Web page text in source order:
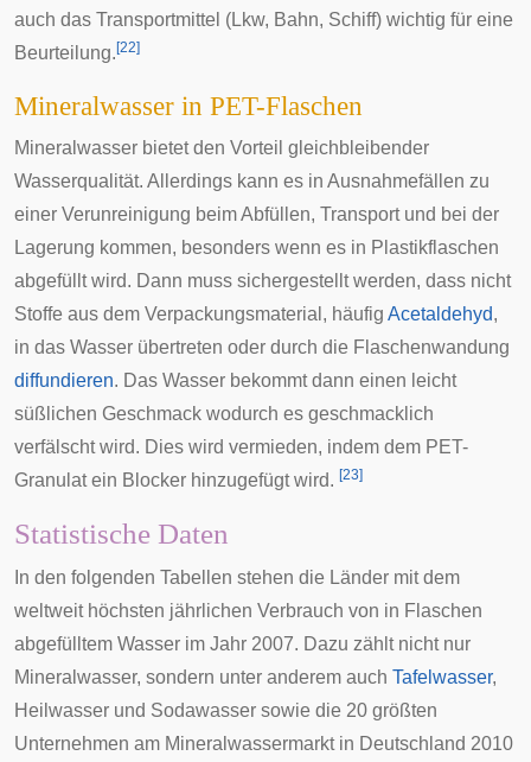
auch das Transportmittel (Lkw, Bahn, Schiff) wichtig für eine
Beurteilung. [22]
Mineralwasser in PET-Flaschen
Mineralwasser bietet den Vorteil gleichbleibender
Wasserqualität. Allerdings kann es in Ausnahmefällen zu
einer Verunreinigung beim Abfüllen, Transport und bei der
Lagerung kommen, besonders wenn es in Plastikflaschen
abgefüllt wird. Dann muss sichergestellt werden, dass nicht
Stoffe aus dem Verpackungsmaterial , häufig Acetaldehyd,
in das Wasser übertreten oder durch die Flaschenwandung
diffundieren. Das Wasser bekommt dann einen leicht
süßlichen Geschmack wodurch es geschmacklich
verfälscht wird. Dies wird vermieden, indem dem PET-
Granulat ein Blocker hinzugefügt wird. [23]
Statistische Daten
In den folgenden Tabellen stehen die Länder mit dem
weltweit höchsten jährlichen Verbrauch von in Flaschen
abgefülltem Wasser im Jahr 2007. Dazu zählt nicht nur
Mineralwasser, sondern unter anderem auch Tafelwasser,
Heilwasser und Sodawasser sowie die 20 größten
Unternehmen am Mineralwassermarkt in Deutschland 2010